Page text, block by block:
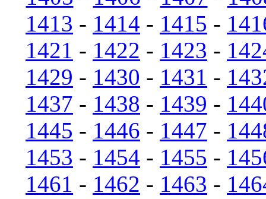
1413 - 1414 - 1415 -
1421 - 1422 - 1423 -
1429 - 1430 - 1431 -
1437 - 1438 - 1439 -
1445 - 1446 - 1447 -
1453 - 1454 - 1455 -
1461 - 1462 - 1463 -